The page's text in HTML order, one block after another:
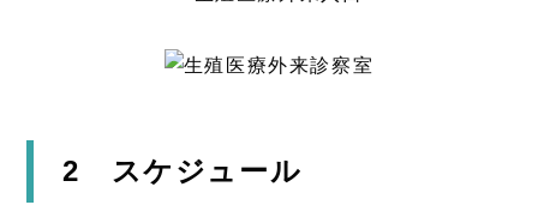
2 スケジュール